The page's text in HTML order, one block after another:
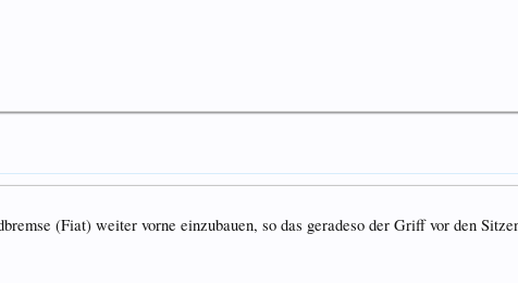
(Fiat) weiter vorne einzubauen, so das geradeso der Griff vor den